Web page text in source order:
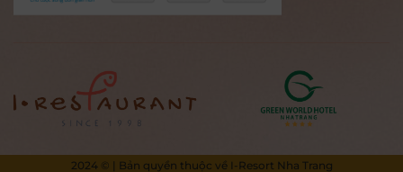
2024 © | Bản quyền thuộc về I-Resort Nha Trang